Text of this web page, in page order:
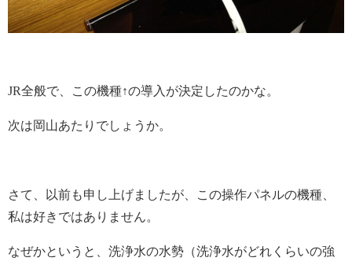
JR全般で、この機種↑の導入が決定したのかな。
次は岡山あたりでしょうか。
さて、以前も申し上げましたが、この操作パネルの機種、
私は好きではありません。
なぜかというと、洗浄水の水勢（洗浄水がどれくらいの強